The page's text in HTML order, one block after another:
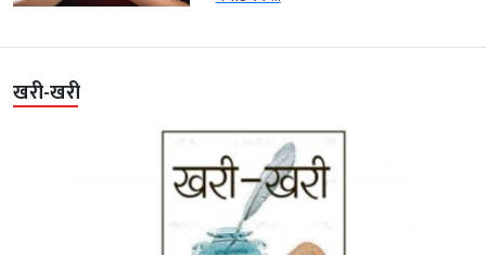
खरी-खरी